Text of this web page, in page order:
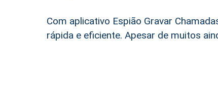
Com aplicativo Espião Gravar
rápida e eficiente. Apesar de muitos